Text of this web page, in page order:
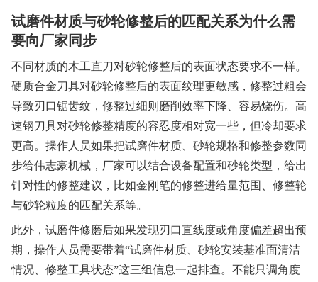
试磨件材质与砂轮修整后的匹配关系为什么需
要向厂家同步
不同材质的木工直刀对砂轮修整后的表面状态要求不一样。
硬质合金刀具对砂轮修整后的表面纹理更敏感，修整过粗会
导致刃口锯齿纹，修整过细则磨削效率下降、容易烧伤。高
速钢刀具对砂轮修整精度的容忍度相对宽一些，但冷却要求
更高。操作人员如果把试磨件材质、砂轮规格和修整参数同
步给伟志豪机械，厂家可以结合设备配置和砂轮类型，给出
针对性的修整建议，比如金刚笔的修整进给量范围、修整轮
与砂轮粒度的匹配关系等。
此外，试磨件修磨后如果发现刃口直线度或角度偏差超出预
期，操作人员需要带着“试磨件材质、砂轮安装基准面清洁
情况、修整工具状态”这三组信息一起排查。不能只调角度